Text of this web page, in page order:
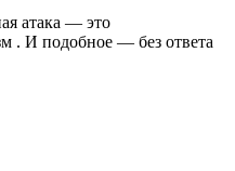
атака — это
. И подобное — без ответа